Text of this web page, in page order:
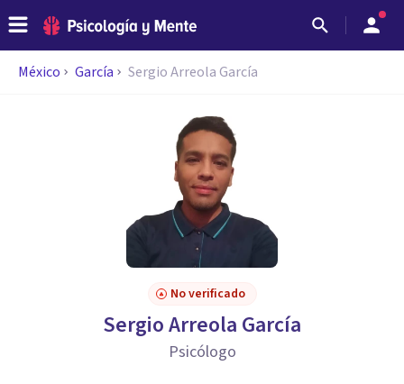
México García Sergio Arreola García
No verificado
Sergio Arreola García
Psicólogo